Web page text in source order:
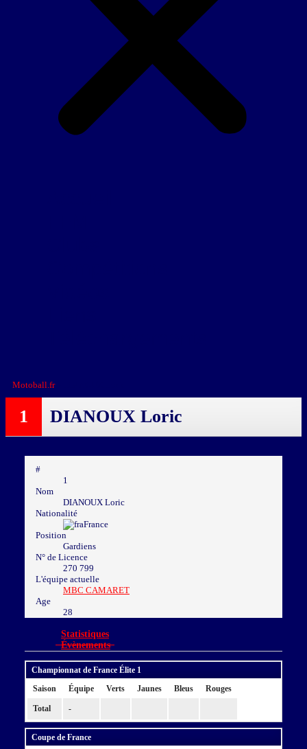
Motoball.fr>
1 DIANOUX Loric
#
1
Nom
DIANOUX Loric
Nationalité
France
Position
Gardiens
N° de Licence
270 799
L'équipe actuelle
MBC CAMARET
Age
28
Statistiques
Évènements
Championnat de France Élite 1
Saison
Équipe Verts Jaunes Bleus Rouges
Total -
Coupe de France